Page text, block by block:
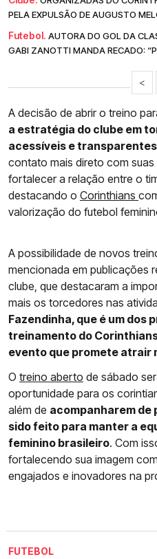
PELA EXPULSÃO DE AUGUSTO
Futebol. AUTORA DO GOL DA
GABI ZANOTTI MANDA RECADO:
<
A decisão de abrir o treino
a estratégia do clube em
acessíveis e transparentes
contato mais direto com suas
fortalecer a relação entre o
destacando o Corinthians
valorização do futebol
A possibilidade de novos
mencionada em publicações
clube, que destacaram a
mais os torcedores nas
Fazendinha, que é um dos
treinamento do
evento que promete atrair
O treino aberto de sábado
oportunidade para os
além de acompanharem de
sido feito para manter a
feminino brasileiro. Com
fortalecendo sua imagem
engajados e inovadores na
FUTEBOL